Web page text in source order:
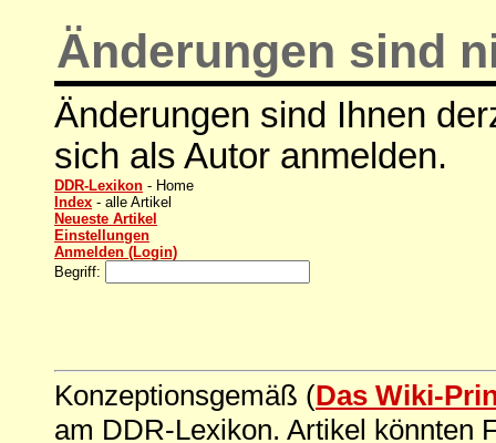
Änderungen sind
Änderungen sind Ihnen
sich als Autor anmelden.
DDR-Lexikon - Home
Index - alle Artikel
Neueste Artikel
Einstellungen
Anmelden (Login)
Begriff:
Konzeptionsgemäß (Das Wiki-
am DDR-Lexikon. Artikel könnten